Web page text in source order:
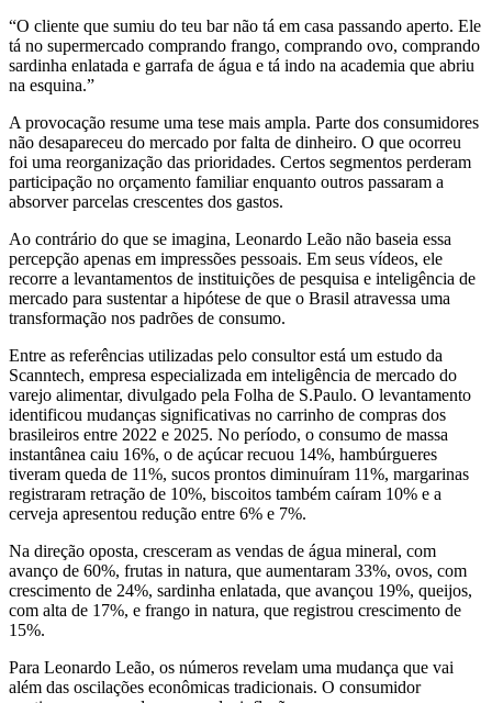
“O cliente que sumiu do teu bar não tá em casa passando aperto. Ele
tá no supermercado comprando frango, comprando ovo, comprando
sardinha enlatada e garrafa de água e tá indo na academia que abriu
na esquina.”
A provocação resume uma tese mais ampla. Parte dos consumidores
não desapareceu do mercado por falta de dinheiro. O que ocorreu
foi uma reorganização das prioridades. Certos segmentos perderam
participação no orçamento familiar enquanto outros passaram a
absorver parcelas crescentes dos gastos.
Ao contrário do que se imagina, Leonardo Leão não baseia essa
percepção apenas em impressões pessoais. Em seus vídeos, ele
recorre a levantamentos de instituições de pesquisa e inteligência de
mercado para sustentar a hipótese de que o Brasil atravessa uma
transformação nos padrões de consumo.
Entre as referências utilizadas pelo consultor está um estudo da
Scanntech, empresa especializada em inteligência de mercado do
varejo alimentar, divulgado pela Folha de S.Paulo. O levantamento
identificou mudanças significativas no carrinho de compras dos
brasileiros entre 2022 e 2025. No período, o consumo de massa
instantânea caiu 16%, o de açúcar recuou 14%, hambúrgueres
tiveram queda de 11%, sucos prontos diminuíram 11%, margarinas
registraram retração de 10%, biscoitos também caíram 10% e a
cerveja apresentou redução entre 6% e 7%.
Na direção oposta, cresceram as vendas de água mineral, com
avanço de 60%, frutas in natura, que aumentaram 33%, ovos, com
crescimento de 24%, sardinha enlatada, que avançou 19%, queijos,
com alta de 17%, e frango in natura, que registrou crescimento de
15%.
Para Leonardo Leão, os números revelam uma mudança que vai
além das oscilações econômicas tradicionais. O consumidor